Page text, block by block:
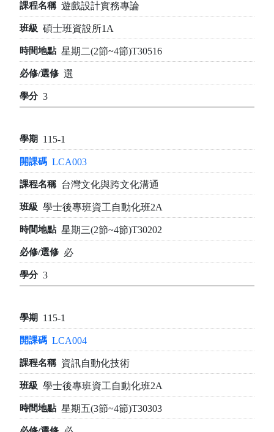
遊戲設計實務專論
碩士班資設所1A
星期二(2節~4節)T30516
選
3
115-1
LCA003
台灣文化與跨文化溝通
學士後專班資工自動化班2A
星期三(2節~4節)T30202
必
3
115-1
LCA004
資訊自動化技術
學士後專班資工自動化班2A
星期五(3節~4節)T30303